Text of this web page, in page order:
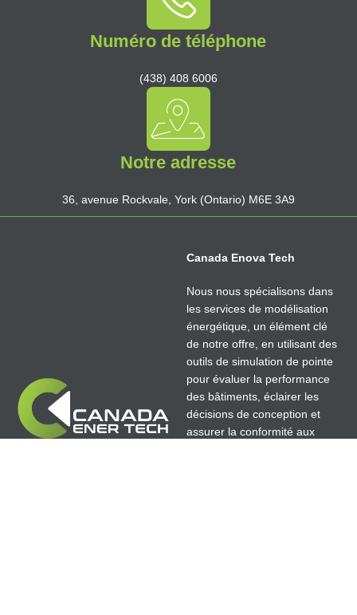
Numéro de téléphone
(438) 408 6006
Notre adresse
36, avenue Rockvale, York (Ontario) M6E 3A9
Canada Enova Tech
Nous nous spécialisons dans
les services de modélisation
énergétique, un élément clé
de notre offre, en utilisant des
outils de simulation de pointe
pour évaluer la performance
des bâtiments, éclairer les
décisions de conception et
assurer la conformité aux